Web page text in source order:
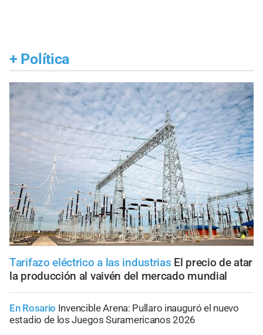
+ Política
Tarifazo eléctrico a las industrias El precio de atar
la producción al vaivén del mercado mundial
En Rosario Invencible Arena: Pullaro inauguró el nuevo
estadio de los Juegos Suramericanos 2026